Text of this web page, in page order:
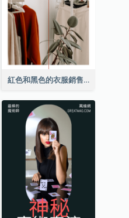
紅色和黑色的衣服銷售Instagram限時動態